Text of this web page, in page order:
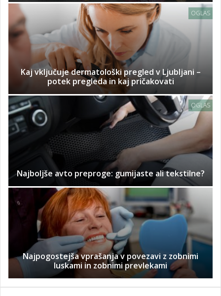
OGLAS
Kaj vključuje dermatološki pregled v Ljubljani –
potek pregleda in kaj pričakovati
OGLAS
Najboljše avto preproge: gumijaste ali tekstilne?
Najpogostejša vprašanja v povezavi z zobnimi
luskami in zobnimi prevlekami